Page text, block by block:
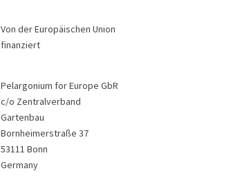
Von der Europäischen Union
finanziert
Pelargonium for Europe GbR
c/o Zentralverband
Gartenbau
Bornheimerstraße 37
53111 Bonn
Germany